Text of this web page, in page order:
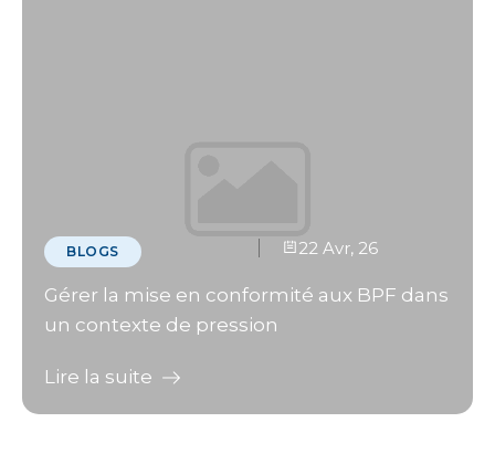
BLOGS 22 Avr, 26
Gérer la mise en conformité aux BPF dans
un contexte de pression
Lire la suite